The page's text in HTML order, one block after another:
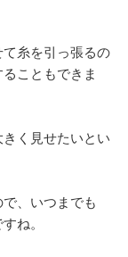
糸を引っ張るの
こともできま
く見せたいとい
、いつまでも
ね。